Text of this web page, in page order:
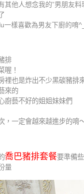
其他人想念我的”男朋友料
一樣喜歡為男友下廚的唷
排
喔！
裡也是炸出不少黑碳豬排
來的
廚藝不好的姐姐妹妹們
，一定會越來越進步的唷
喬巴豬排套餐要準備
量